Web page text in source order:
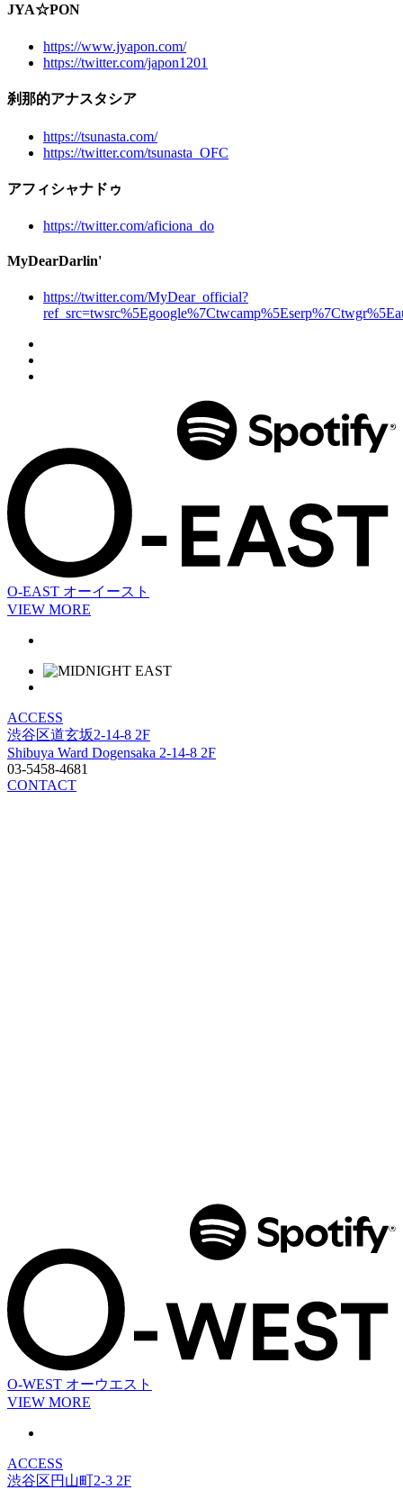
JYA☆PON
https://www.jyapon.com/
https://twitter.com/japon1201
刹那的アナスタシア
https://tsunasta.com/
https://twitter.com/tsunasta_OFC
アフィシャナドゥ
https://twitter.com/aficiona_do
MyDearDarlin'
https://twitter.com/MyDear_official?
O-EAST オーイースト
VIEW MORE
ACCESS
渋谷区道玄坂2-14-8 2F
Shibuya Ward Dogensaka 2-14-8 2F
03-5458-4681
CONTACT
O-WEST オーウエスト
VIEW MORE
ACCESS
渋谷区円山町2-3 2F